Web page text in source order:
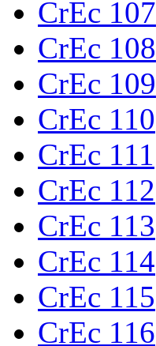
CrEc 107
CrEc 108
CrEc 109
CrEc 110
CrEc 111
CrEc 112
CrEc 113
CrEc 114
CrEc 115
CrEc 116